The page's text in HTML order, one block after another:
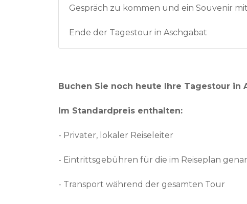
Gespräch zu kommen und ein Souvenir
Ende der Tagestour in Aschgabat
Buchen Sie noch heute Ihre Tagestour in
Im Standardpreis enthalten:
- Privater, lokaler Reiseleiter
- Eintrittsgebühren für die im Reiseplan
- Transport während der gesamten Tour